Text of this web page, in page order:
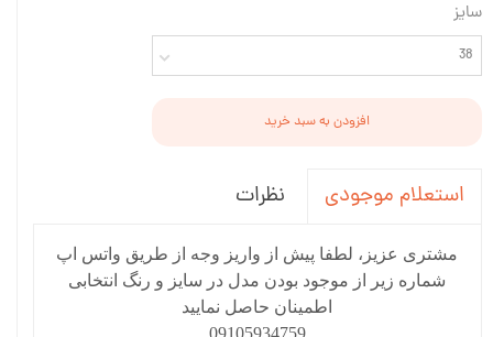
سایز
38
افزودن به سبد خرید
استعلام موجودی نظرات
مشتری عزیز، لطفا پیش از واریز وجه از طریق واتس اپ
شماره زیر از موجود بودن مدل در سایز و رنگ انتخابی
اطمینان حاصل نمایید